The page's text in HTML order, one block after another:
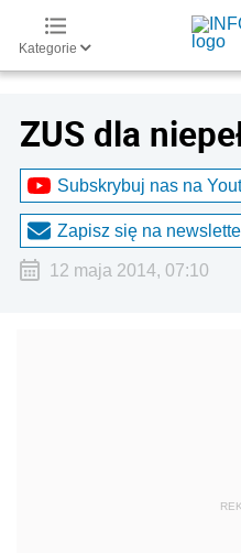
Kategorie
ZUS dla
Subskrybuj nas na
Zapisz się na
12 maja 2014, 07:10